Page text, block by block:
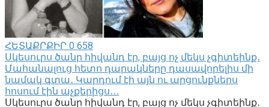
ՀԵՏԱՔՐՔԻՐ 0 658
Սկեսուրս ծանր հիվանդ էր, բայց ոչ մեկս չգիտեինք․
Մահանալուց հետո դարակները դասավորելիս մի
նամակ գտա․ Կարդում էի այն ու արցունքներս
հոսում էին աչքերիցս․․․
Սկեսուրս ծանր հիվանդ էր, բայց ոչ մեկս չգիտեինք․